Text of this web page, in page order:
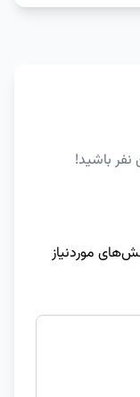
باشید!
موردنیاز